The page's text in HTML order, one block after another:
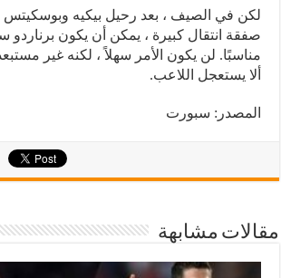
لكن في الصيف ، بعد رحيل بيكيه وبوسكيتس
صفقة انتقال كبيرة ، يمكن أن يكون برناردو
مناسبًا. لن يكون الأمر سهلاً ، لكنه غير
ألا يستعجل اللاعب.
المصدر: سبورت
مقالات مشابهة